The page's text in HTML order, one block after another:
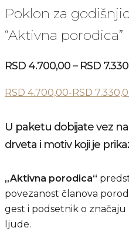
Poklon za
“Aktivna porodica”
RSD 4.700,00– RSD
RSD 4.700,00-RSD
U paketu dobijate vez
drveta i motiv koji je
„Aktivna porodica“
povezanost članova
gest i podsetnik o značaju
ljude.